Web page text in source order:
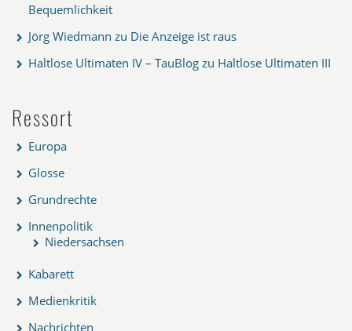
Bequemlichkeit
Jörg Wiedmann zu Die Anzeige ist raus
Haltlose Ultimaten IV – TauBlog zu Haltlose Ultimaten III
Ressort
Europa
Glosse
Grundrechte
Innenpolitik
Niedersachsen
Kabarett
Medienkritik
Nachrichten